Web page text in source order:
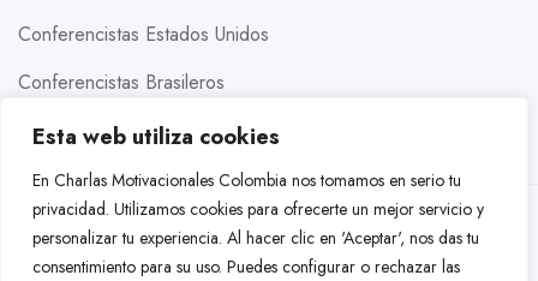
Esta web utiliza cookies
En Charlas Motivacionales Colombia nos tomamos en serio tu
privacidad. Utilizamos cookies para ofrecerte un mejor servicio y
personalizar tu experiencia. Al hacer clic en 'Aceptar', nos das tu
consentimiento para su uso. Puedes configurar o rechazar las
Conferencistas Estados Unidos
Conferencistas Brasileros
Conferencistas Colombianos
© 2026 Charlas Motivacionales Colombia. Todos los
derechos reservados. Prohibida la copia de este sitio web.